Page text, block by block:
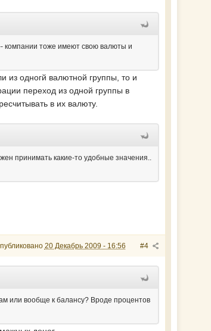
компании тоже имеют свою валюты и
из одногй валютной группы, то и
переход из одной группы в
в их валюту.
принимать какие-то удобные значения..
#4
20 Декабрь 2009 - 16:56
или вообще к балансу? Вроде процентов